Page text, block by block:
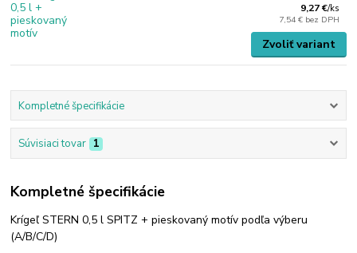
9,27 €/ks
7,54 € bez DPH
Zvoliť variant
Kompletné špecifikácie
Súvisiaci tovar 1
Kompletné špecifikácie
Krígeľ STERN 0,5 l SPITZ + pieskovaný motív podľa výberu
(A/B/C/D)